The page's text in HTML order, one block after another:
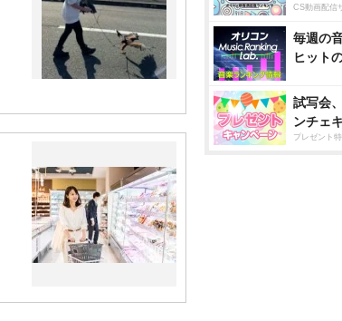
CS動画配信
毎週の
ヒット
試写会
ンチェ
プレゼント